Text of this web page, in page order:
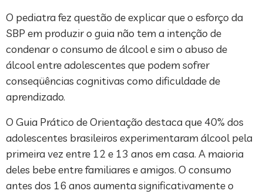
O pediatra fez questão de explicar que o esforço da
SBP em produzir o guia não tem a intenção de
condenar o consumo de álcool e sim o abuso de
álcool entre adolescentes que podem sofrer
conseqüências cognitivas como dificuldade de
aprendizado.
O Guia Prático de Orientação destaca que 40% dos
adolescentes brasileiros experimentaram álcool pela
primeira vez entre 12 e 13 anos em casa. A maioria
deles bebe entre familiares e amigos. O consumo
antes dos 16 anos aumenta significativamente o